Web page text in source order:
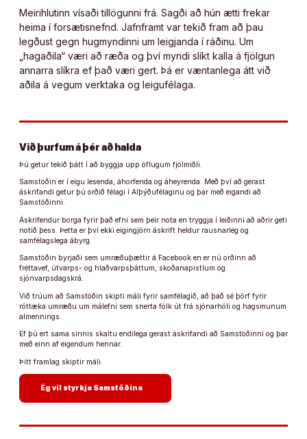
Meirihlutinn vísaði tillögunni frá. Sagði að hún ætti frekar
heima í forsætisnefnd. Jafnframt var tekið fram að þau
legðust gegn hugmyndinni um leigjanda í ráðinu. Um
„hagaðila“ væri að ræða og því myndi slíkt kalla á fjölgun
annarra slíkra ef það væri gert. Þá er væntanlega átt við
aðila á vegum verktaka og leigufélaga.
Við þurfum á þér að halda
Þú getur tekið þátt í að byggja upp öflugum fjölmiðli.
Samstöðin er í eigu lesenda, áhorfenda og áheyrenda. Með því að gerast
áskrifandi getur þú orðið félagi í Alþýðufélaginu og þar með eigandi að
Samstöðinni.
Áskrifendur borga fyrir það efni sem þeir nota en tryggja í leiðinni að aðrir geti
notið þess. Þetta er því ekki eigingjörn áskrift heldur rausnarleg og
samfélagslega ábyrg.
Samstöðin byrjaði sem umræðuþættir á Facebook en er nú orðinn að
fréttavef, útvarps- og hlaðvarpsþáttum, skoðanapistlum og
sjónvarpsdagskrá.
Við trúum að Samstöðin skipti máli fyrir samfélagið, að það sé þörf fyrir
róttæka umræðu um málefni sem snerta fólk út frá sjónarhóli og hagsmunum
almennings.
Ef þú ert sama sinnis skaltu endilega gerast áskrifandi að Samstöðinni og þar
með einn af eigendum hennar.
Þitt framlag skiptir máli.
Ég vil styrkja Samstöðina